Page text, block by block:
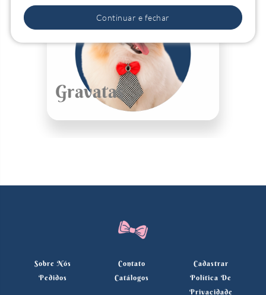
Gravatas
Sobre Nós Contato
Cadastrar
Pedidos
Catálogos
Política De
Privacidade
Continuar e fechar